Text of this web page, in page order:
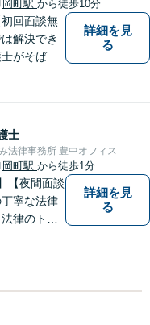
岡町駅 から徒歩10分
初回面談無
解決でき
がそばに
など、幅
間／休日
気軽にご
詳細を見
る
士
法律事務所 豊中オフィス
岡町駅 から徒歩1分
【夜間面談
寧な法律
律のトラ
を提供し
詳細を見
る